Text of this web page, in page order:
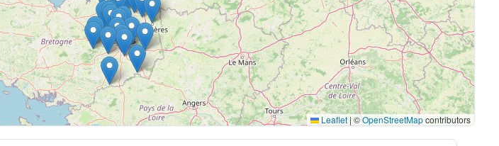
Leaflet | ©OpenStreetMapcontributors